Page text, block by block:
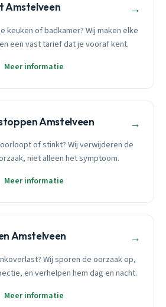
Amstelveen →
keuken of badkamer? Wij maken elke
een vast tarief dat je vooraf kent.
Meer informatie
Amstelveen →
of stinkt? Wij verwijderen de
niet alleen het symptoom.
Meer informatie
Amstelveen →
Wij sporen de oorzaak op,
en verhelpen hem dag en nacht.
Meer informatie